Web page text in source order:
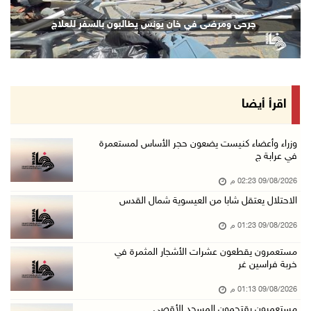
تحذيرات من الفيضانات مع اتجاه الإعصار "دولفين ...
09/آب/2026 01:40 م
الاحتلال يعتقل شابا من العيسوية شمال القدس
مستعمرون يقطعون عشرات الأشجار المثمرة في خربة ...
إجلاء طبي عبر معبر رفح شمل 78 شخصا
09/آب/2026 01:06 م
مستعمرون يقتحمون المسجد الأقصى
مصر تنعى القائد الوطني دياب اللوح
09/آب/2026 12:27 م
جرحى ومرضى في خان يونس يطالبون بالسفر للعلاج
اقرأ أيضا
وزراء وأعضاء كنيست يضعون حجر الأساس لمستعمرة
في عرابة ج
09/08/2026 02:23 م
الاحتلال يعتقل شابا من العيسوية شمال القدس
09/08/2026 01:23 م
مستعمرون يقطعون عشرات الأشجار المثمرة في
خربة فراسين غر
09/08/2026 01:13 م